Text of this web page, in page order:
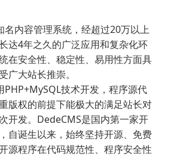
名内容管理系统，经超过20万以上
达4年之久的广泛应用和复杂化环
在安全性、稳定性、易用性方面具
广大站长推崇。
技术开发，程序源代
版权的前提下能极大的满足站长对
开发。DedeCMS是国内第一家开
自诞生以来，始终坚持开源、免费
源程序在代码规范性、程序安全性